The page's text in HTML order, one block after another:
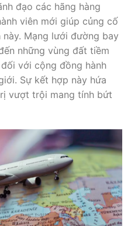
đạo các hãng hàng
viên mới giúp củng cố
Mạng lưới đường bay
những vùng đất tiềm
với cộng đồng hành
Sự kết hợp này hứa
vượt trội mang tính bứt